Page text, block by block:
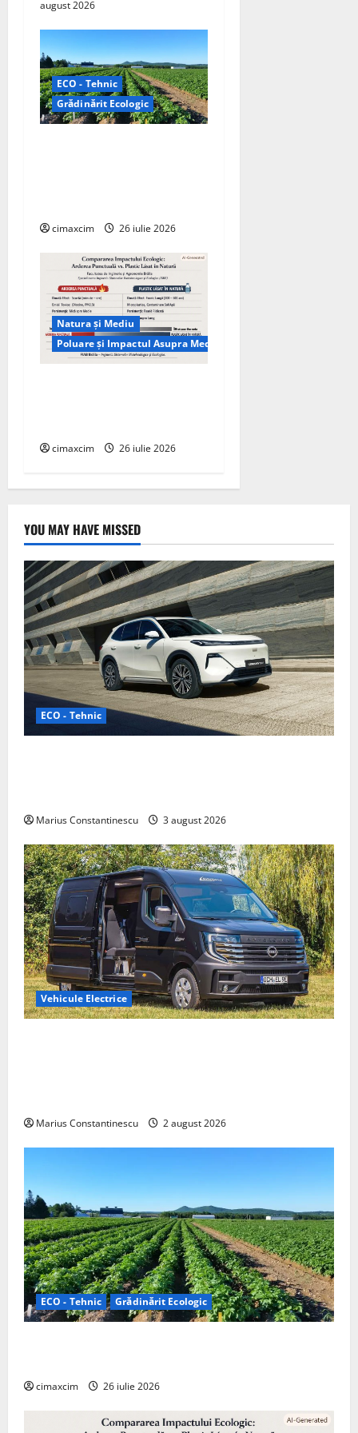
august 2026
ECO - Tehnic
Grădinărit Ecologic
cimaxcim 26 iulie 2026
Natura și Mediu
Poluare și Impactul Asupra Mediului
cimaxcim 26 iulie 2026
YOU MAY HAVE MISSED
ECO - Tehnic
Marius Constantinescu 3 august 2026
Vehicule Electrice
Marius Constantinescu 2 august 2026
ECO - Tehnic Grădinărit Ecologic
cimaxcim 26 iulie 2026